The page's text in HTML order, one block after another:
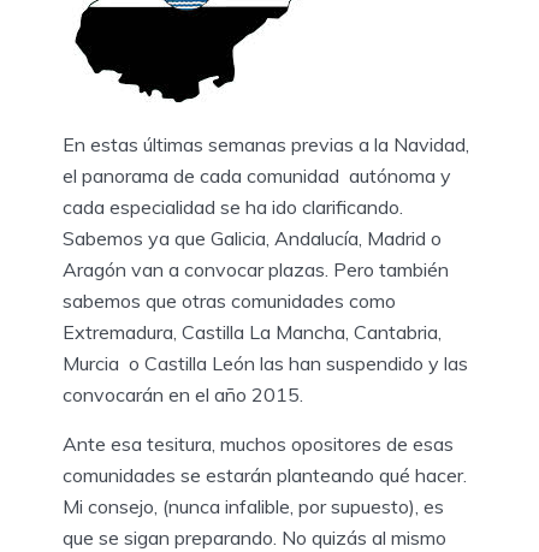
En estas últimas semanas previas a la Navidad,
el panorama de cada comunidad autónoma y
cada especialidad se ha ido clarificando.
Sabemos ya que Galicia, Andalucía, Madrid o
Aragón van a convocar plazas. Pero también
sabemos que otras comunidades como
Extremadura, Castilla La Mancha, Cantabria,
Murcia o Castilla León las han suspendido y las
convocarán en el año 2015.
Ante esa tesitura, muchos opositores de esas
comunidades se estarán planteando qué hacer.
Mi consejo, (nunca infalible, por supuesto), es
que se sigan preparando. No quizás al mismo